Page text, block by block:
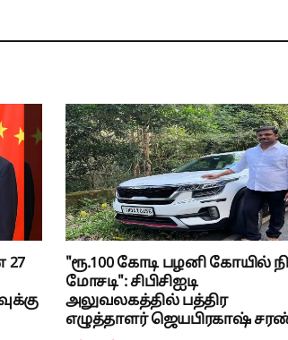
27
"ரூ.100 கோடி பழனி கோயில்
மோசடி": சிபிசிஐடி
அலுவலகத்தில் பத்திர
எழுத்தாளர் ஜெயபிரகாஷ்